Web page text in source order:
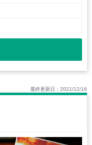
最終更新日：2021/12/16